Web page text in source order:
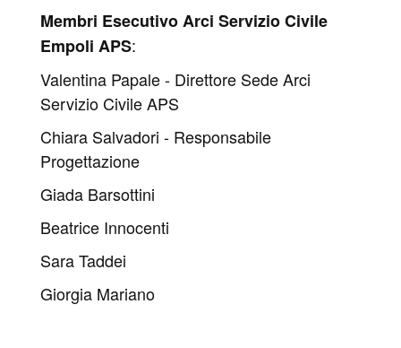
Membri Esecutivo Arci Servizio Civile
Empoli APS:
Valentina Papale - Direttore Sede Arci
Servizio Civile APS
Chiara Salvadori - Responsabile
Progettazione
Giada Barsottini
Beatrice Innocenti
Sara Taddei
Giorgia Mariano